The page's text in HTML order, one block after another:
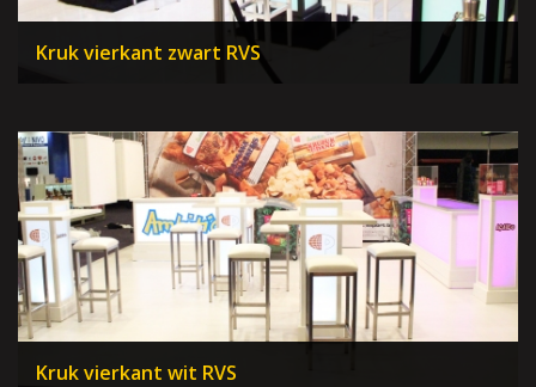
Kruk vierkant zwart RVS
Kruk vierkant wit RVS